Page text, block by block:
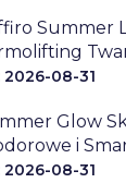
Summer
2026-08-31
Glow
i
2026-08-31